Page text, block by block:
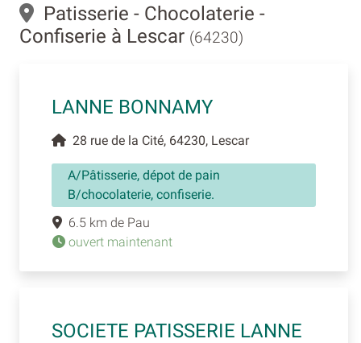
Patisserie - Chocolaterie -
Confiserie à Lescar (64230)
LANNE BONNAMY
28 rue de la Cité, 64230, Lescar
A/Pâtisserie, dépot de pain
B/chocolaterie, confiserie.
6.5 km de Pau
ouvert maintenant
SOCIETE PATISSERIE LANNE